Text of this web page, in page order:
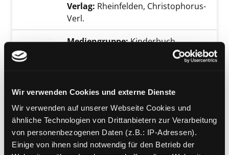
Wir verwenden Cookies und externe Dienste
Wir verwenden auf unserer Webseite Cookies und
ähnliche Technologien von Drittanbietern zur Verarbeitung
von personenbezogenen Daten (z.B.: IP-Adressen).
Einige von ihnen sind notwendig für den Betrieb der
Verlag: Rheinfelden, Christophorus-
Verl.
Mediengruppe:Kinderbuch
Jahr:2017
Übergeordnetes Werk:Mach was!
Do it yourself!
Mediengruppe:Sachbuch